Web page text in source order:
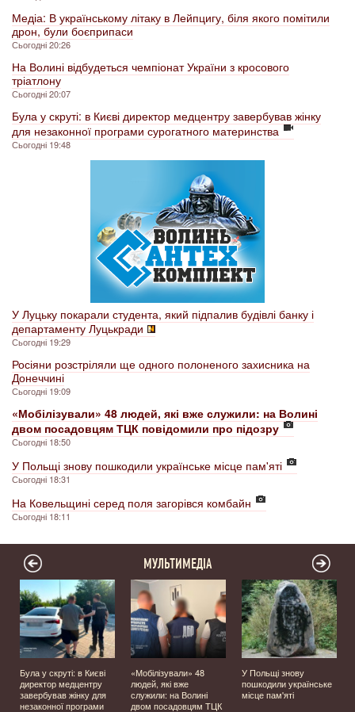
Медіа: В українському літаку в Лейпцигу, біля якого помітили
дрон, були боєприпаси
Сьогодні 20:26
На Волині відбудеться чемпіонат України з кросового
тріатлону
Сьогодні 20:07
Була у скруті: в Києві директор медцентру завербував жінку
для незаконної програми сурогатного материнства
Сьогодні 19:48
У Луцьку покарали студента, який підпалив будівлі банку і
департаменту Луцькради
Сьогодні 19:29
Росіяни розстріляли ще одного полоненого захисника на
Донеччині
Сьогодні 19:09
«Мобілізували» 48 людей, які вже служили: на Волині
двом посадовцям ТЦК повідомили про підозру
Сьогодні 18:50
У Польщі знову пошкодили українське місце пам'яті
Сьогодні 18:31
На Ковельщині серед поля загорівся комбайн
Сьогодні 18:11
МУЛЬТИМЕДІА
Була у скруті: в Києві
директор медцентру
завербував жінку для
незаконної програми
«Мобілізували» 48
людей, які вже
служили: на Волині
двом посадовцям ТЦК
У Польщі знову
пошкодили українське
місце пам'яті